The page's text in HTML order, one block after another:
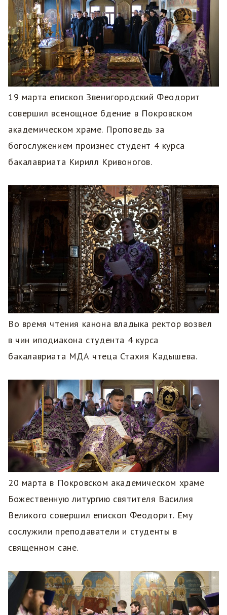
19 марта епископ Звенигородский Феодорит
совершил всенощное бдение в Покровском
академическом храме. Проповедь за
богослужением произнес студент 4 курса
бакалавриата Кирилл Кривоногов.
Во время чтения канона владыка ректор возвел
в чин иподиакона студента 4 курса
бакалавриата МДА чтеца Стахия Кадышева.
20 марта в Покровском академическом храме
Божественную литургию святителя Василия
Великого совершил епископ Феодорит. Ему
сослужили преподаватели и студенты в
священном сане.